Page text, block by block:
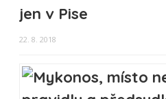
jen v Pise
22. 8. 2018